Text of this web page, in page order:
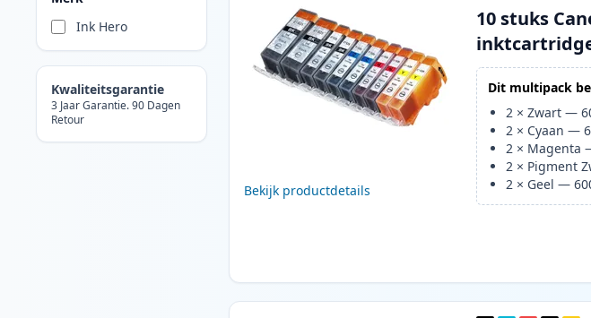
Ink Hero
Kwaliteitsgarantie
3 Jaar Garantie. 90 Dagen
Retour
Bekijk productdetails
10 stuks
Dit multipack
2 ×Zwart —
2 × Cyaan —
2 × Magenta
2 × Pigment
2 × Geel —